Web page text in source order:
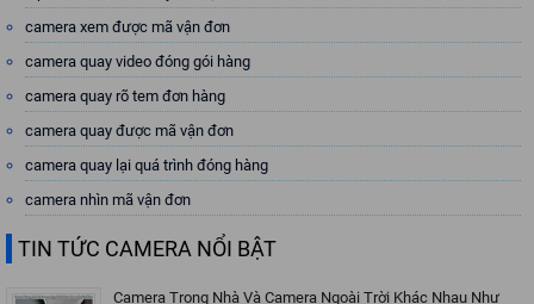
camera xem được mã vận đơn
camera quay video đóng gói hàng
camera quay rõ tem đơn hàng
camera quay được mã vận đơn
camera quay lại quá trình đóng hàng
camera nhìn mã vận đơn
TIN TỨC CAMERA NỔI BẬT
Camera Trong Nhà Và Camera Ngoài Trời Khác Nhau Như